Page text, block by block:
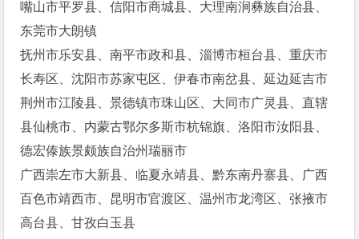
嘴山市平罗县、信阳市商城县、大理南涧彝族自治县、
东莞市大朗镇
抚州市乐安县、南平市政和县、淄博市桓台县、重庆市
长寿区、沈阳市苏家屯区、伊春市南岔县、延边延吉市
荆州市江陵县、景德镇市珠山区、大同市广灵县、直辖
县仙桃市、内蒙古鄂尔多斯市杭锦旗、洛阳市汝阳县、
德宏傣族景颇族自治州瑞丽市
广西崇左市大新县、临夏永靖县、黔东南丹寨县、广西
百色市靖西市、昆明市官渡区、温州市龙湾区、张掖市
高台县、甘孜白玉县